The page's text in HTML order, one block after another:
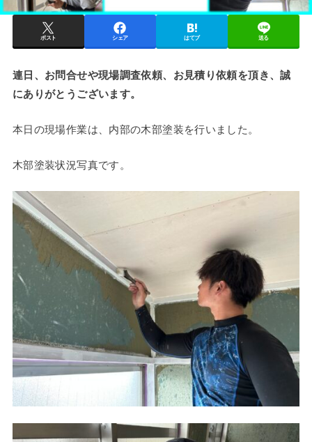
ポスト シェア はてブ 送る
連日、お問合せや現場調査依頼、お見積り依頼を頂き、誠
にありがとうございます。
本日の現場作業は、内部の木部塗装を行いました。
木部塗装状況写真です。